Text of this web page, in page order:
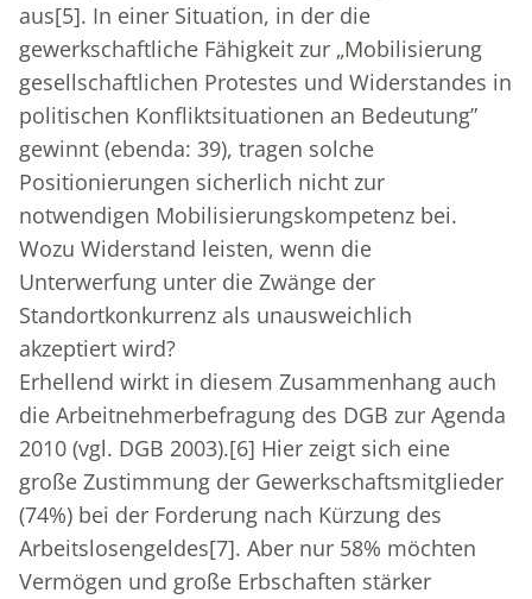
aus[5]. In einer Situation, in der die
gewerkschaftliche Fähigkeit zur „Mobilisierung
gesellschaftlichen Protestes und Widerstandes in
politischen Konfliktsituationen an Bedeutung”
gewinnt (ebenda: 39), tragen solche
Positionierungen sicherlich nicht zur
notwendigen Mobilisierungskompetenz bei.
Wozu Widerstand leisten, wenn die
Unterwerfung unter die Zwänge der
Standortkonkurrenz als unausweichlich
akzeptiert wird?
Erhellend wirkt in diesem Zusammenhang auch
die Arbeitnehmerbefragung des DGB zur Agenda
2010 (vgl. DGB 2003).[6] Hier zeigt sich eine
große Zustimmung der Gewerkschaftsmitglieder
(74%) bei der Forderung nach Kürzung des
Arbeitslosengeldes[7]. Aber nur 58% möchten
Vermögen und große Erbschaften stärker